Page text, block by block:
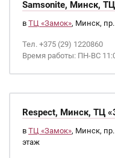
Samsonite, Минск,
в ТЦ «Замок», Минск,
Тел. +375 (29) 1220860
Время работы: ПН-ВС
Respect, Минск, ТЦ
в ТЦ «Замок», Минск,
этаж